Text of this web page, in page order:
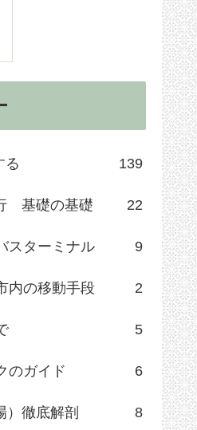
る 139
基礎の基礎 22
スターミナル 9
内の移動手段 2
5
のガイド 6
）徹底解剖 8